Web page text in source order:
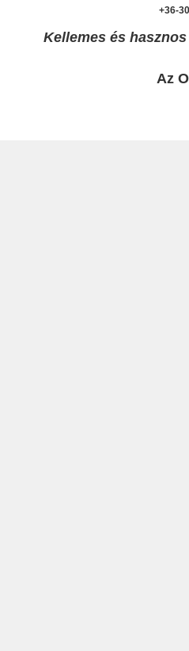
+36-
Kellemes és
Az